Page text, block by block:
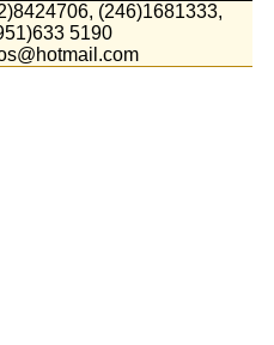
(246)1681333,
5190